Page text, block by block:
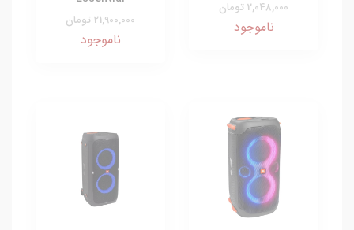
2,048,000 تومان
ناموجود 21,900,000 تومان
ناموجود